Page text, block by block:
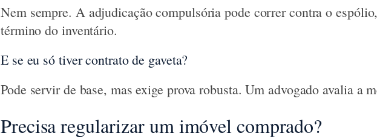
Nem sempre. A adjudicação compulsória pode correr contra o
término do inventário.
E se eu só tiver contrato de gaveta?
Pode servir de base, mas exige prova robusta. Um advogado avalia a
Precisa regularizar um imóvel comprado?